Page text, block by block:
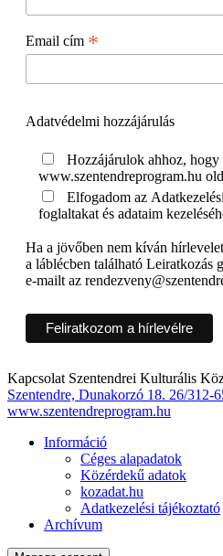
Email cím *
Adatvédelmi hozzájárulás
Ha a jövőben nem kíván
a láblécben található Leiratkozás
e-mailt az
Kapcsolat Szentendrei Kulturális
Szentendre, Dunakorzó 18. 26/312-
www.szentendreprogram.hu
Információ
Céges alapadatok
Közérdekű adatok
kozadat.hu
Adatkezelési tájékoztató
Archívum